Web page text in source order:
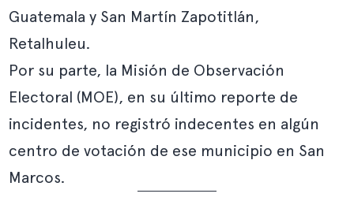
Guatemala y San Martín Zapotitlán,
Retalhuleu.
Por su parte, la Misión de Observación
Electoral (MOE), en su último reporte de
incidentes, no registró indecentes en algún
centro de votación de ese municipio en San
Marcos.